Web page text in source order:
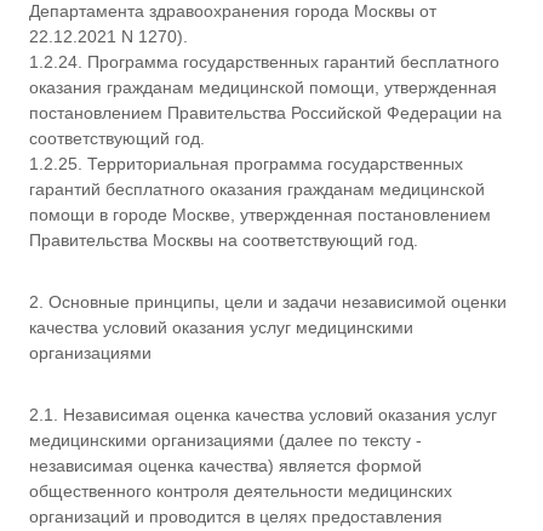
Департамента здравоохранения города Москвы от
22.12.2021 N 1270).
1.2.24. Программа государственных гарантий бесплатного
оказания гражданам медицинской помощи, утвержденная
постановлением Правительства Российской Федерации на
соответствующий год.
1.2.25. Территориальная программа государственных
гарантий бесплатного оказания гражданам медицинской
помощи в городе Москве, утвержденная постановлением
Правительства Москвы на соответствующий год.
2. Основные принципы, цели и задачи независимой оценки
качества условий оказания услуг медицинскими
организациями
2.1. Независимая оценка качества условий оказания услуг
медицинскими организациями (далее по тексту -
независимая оценка качества) является формой
общественного контроля деятельности медицинских
организаций и проводится в целях предоставления